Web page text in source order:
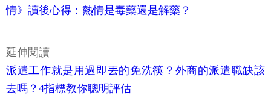
情》讀後心得：熱情是毒藥還是解藥？
延伸閱讀
派遣工作就是用過即丟的免洗筷？外商的派遣職缺該
去嗎？4指標教你聰明評估